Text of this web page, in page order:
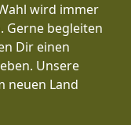
wird immer
Gerne begleiten
Dir einen
Unsere
neuen Land